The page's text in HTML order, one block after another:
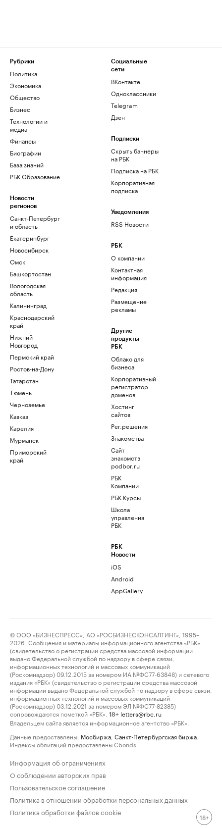
Рубрики
Политика
Экономика
Общество
Бизнес
Технологии и
медиа
Финансы
Биографии
База знаний
РБК Образование
Новости
регионов
Санкт-Петербург
и область
Екатеринбург
Новосибирск
Омск
Башкортостан
Вологодская
область
Калининград
Краснодарский
край
Нижний
Новгород
Пермский край
Ростов-на-Дону
Татарстан
Тюмень
Черноземье
Кавказ
Карелия
Мурманск
Приморский
край
Социальные
сети
ВКонтакте
Одноклассники
Telegram
Дзен
Подписки
Скрыть баннеры
на РБК
Подписка на РБК
Корпоративная
подписка
Уведомления
RSS Новости
РБК
О компании
Контактная
информация
Редакция
Размещение
рекламы
Другие
продукты
РБК
Облако для
бизнеса
Корпоративный
регистратор
доменов
Хостинг
сайтов
Рег.решения
Знакомства
Сайт
знакомств
podbor.ru
РБК
Компании
РБК Курсы
Школа
управления
РБК
РБК
Новости
iOS
Android
AppGallery
© ООО «БИЗНЕСПРЕСС», АО «РОСБИЗНЕСКОНСАЛТИНГ», 1995–
2026. Сообщения и материалы информационного агентства «РБК»
(свидетельство о регистрации средства массовой информации
выдано Федеральной службой по надзору в сфере связи,
информационных технологий и массовых коммуникаций
(Роскомнадзор) 09.12.2015 за номером ИА №ФС77-63848) и сетевого
издания «РБК» (свидетельство о регистрации средства массовой
информации выдано Федеральной службой по надзору в сфере связи,
информационных технологий и массовых коммуникаций
(Роскомнадзор) 03.12.2021 за номером ЭЛ №ФС77-82385)
сопровождаются пометкой «РБК».
18+ letters@rbc.ru
Владельцем сайта является информационное агентство «РБК».
Данные предоставлены: Мосбиржа Санкт-Петербургская биржа
Индексы облигаций предоставлены Cbonds.
Информация об ограничениях
О соблюдении авторских прав
Пользовательское соглашение
Политика в отношении обработки персональных данных
Политика обработки файлов cookie
18+